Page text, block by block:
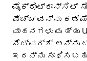
ಮೈಕ್ರೊಟ್ರಾನ್ಸಿಟ್
ವೆಚ್ಚವನ್ನು ಕಡಿಮೆ
ವಾಹನಗಳು ಮತ್ತು
ನೆಟ್ವರ್ಕ್ ಅನ್ನು
ಇದನ್ನು